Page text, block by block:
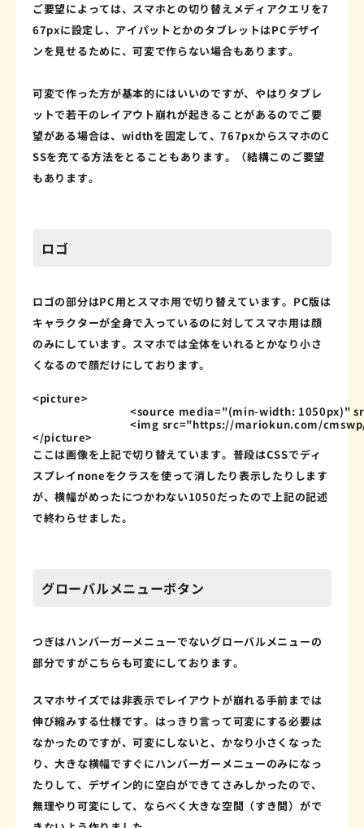
ご要望によっては、スマホとの切り替えメディアクエリを7
67pxに設定し、アイパットとかのタブレットはPCデザイ
ンを見せるために、可変で作らない場合もあります。
可変で作った方が基本的にはいいのですが、やはりタブレ
ットで若干のレイアウト崩れが起きることがあるのでご要
望がある場合は、widthを固定して、767pxからスマホのC
SSを充てる方法をとることもあります。（結構このご要望
もあります。
ロゴ
ロゴの部分はPC用とスマホ用で切り替えています。PC版は
キャラクターが全身で入っているのに対してスマホ用は顔
のみにしています。スマホでは全体をいれるとかなり小さ
くなるので顔だけにしております。
<picture>
<source media="(min-width: 1050px)"
<img src="https://mariokun.com/
</picture>
ここは画像を上記で切り替えています。普段はCSSでディ
スプレイnoneをクラスを使って消したり表示したりします
が、横幅がめったにつかわない1050だったので上記の記述
で終わらせました。
グローバルメニューボタン
つぎはハンバーガーメニューでないグローバルメニューの
部分ですがこちらも可変にしております。
スマホサイズでは非表示でレイアウトが崩れる手前までは
伸び縮みする仕様です。はっきり言って可変にする必要は
なかったのですが、可変にしないと、かなり小さくなった
り、大きな横幅ですぐにハンバーガーメニューのみになっ
たりして、デザイン的に空白ができてさみしかったので、
無理やり可変にして、ならべく大きな空間（すき間）がで